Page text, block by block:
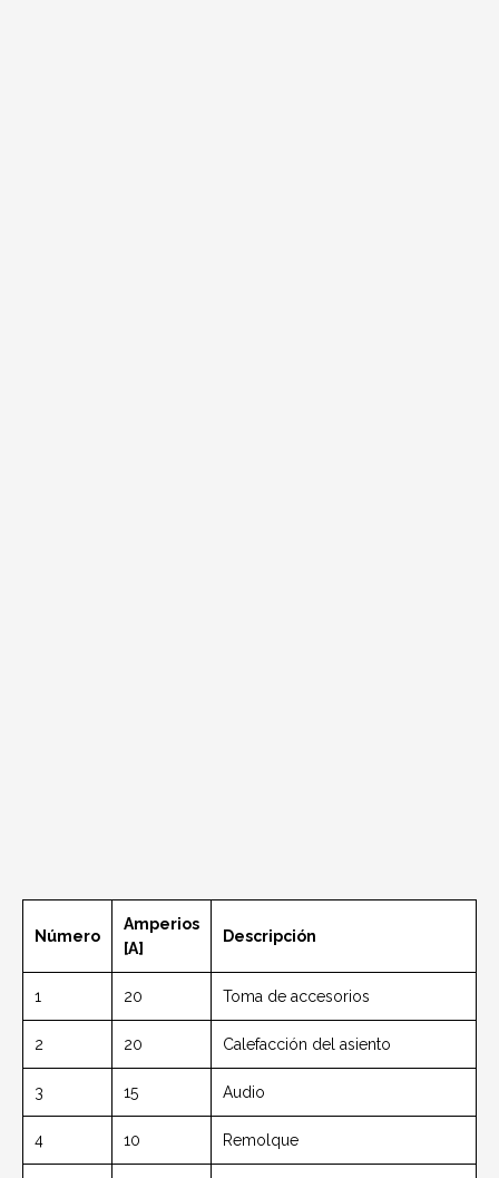
Número
Amperios
[A]
Descripción
1 20 Toma de accesorios
2 20 Calefacción del asiento
3 15 Audio
4 10 Remolque